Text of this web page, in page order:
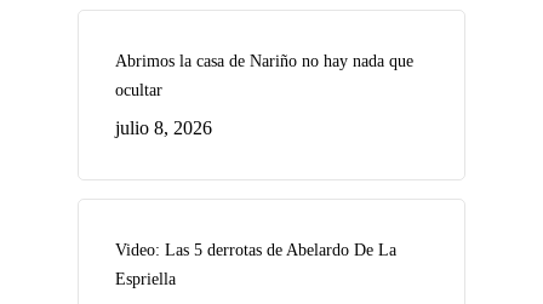
Abrimos la casa de Nariño no hay nada que
ocultar
julio 8, 2026
Video: Las 5 derrotas de Abelardo De La
Espriella